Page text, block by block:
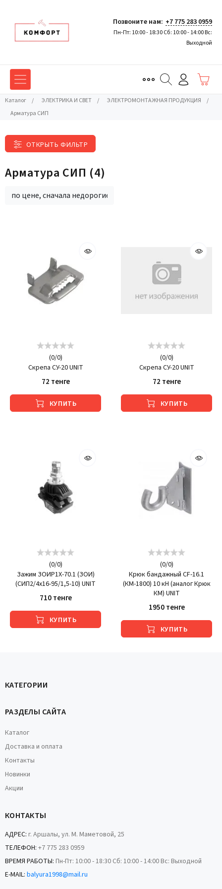
Позвоните нам: +7 775 283 0959
Пн-Пт: 10:00 - 18:30 Сб: 10:00 - 14:00 Вс:
Выходной
Каталог / ЭЛЕКТРИКА И СВЕТ / ЭЛЕКТРОМОНТАЖНАЯ ПРОДУКЦИЯ
/
Арматура СИП
ОТКРЫТЬ ФИЛЬТР
Арматура СИП (4)
по цене, сначала недорогие
(0/0)
Скрепа СУ-20 UNIT
72 тенге
КУПИТЬ
(0/0)
Скрепа СУ-20 UNIT
72 тенге
КУПИТЬ
(0/0)
Зажим ЗОИP1X-70.1 (ЗОИ)
(СИП2/4х16-95/1,5-10) UNIT
710 тенге
КУПИТЬ
(0/0)
Крюк бандажный CF-16.1
(КМ-1800) 10 кН (аналог Крюк
КМ) UNIT
1950 тенге
КУПИТЬ
КАТЕГОРИИ
РАЗДЕЛЫ САЙТА
Каталог
Доставка и оплата
Контакты
Новинки
Акции
КОНТАКТЫ
АДРЕС: г. Аршалы, ул. М. Маметовой, 25
ТЕЛЕФОН: +7 775 283 0959
ВРЕМЯ РАБОТЫ: Пн-Пт: 10:00 - 18:30 Сб: 10:00 - 14:00 Вс: Выходной
E-MAIL: balyura1998@mail.ru